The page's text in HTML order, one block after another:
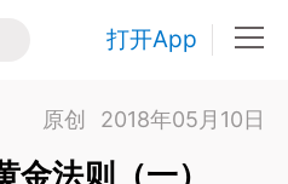
打开App
原创 2018年05月10日
法则（一）